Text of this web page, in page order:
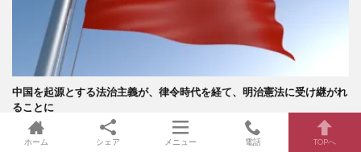
中国を起源とする法治主義が、律令時代を経て、明治憲法に受け継がれ
ることに
ホーム シェア メニュー 電話 TOPへ